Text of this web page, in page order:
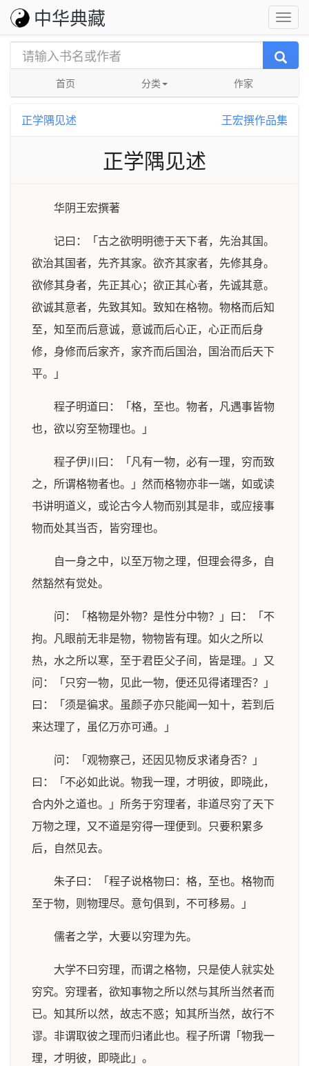
中华典藏
首页 分类 作家
正学隅见述 王宏撰作品集
正学隅见述
华阴王宏撰著
记曰：「古之欲明明德于天下者，先治其国。
欲治其国者，先齐其家。欲齐其家者，先修其身。
欲修其身者，先正其心；欲正其心者，先诚其意。
欲诚其意者，先致其知。致知在格物。物格而后知
至，知至而后意诚，意诚而后心正，心正而后身
修，身修而后家齐，家齐而后国治，国治而后天下
平。」
程子明道曰：「格，至也。物者，凡遇事皆物
也，欲以穷至物理也。」
程子伊川曰：「凡有一物，必有一理，穷而致
之，所谓格物者也。」然而格物亦非一端，如或读
书讲明道义，或论古今人物而别其是非，或应接事
物而处其当否，皆穷理也。
自一身之中，以至万物之理，但理会得多，自
然豁然有觉处。
问：「格物是外物？是性分中物？」曰：「不
拘。凡眼前无非是物，物物皆有理。如火之所以
热，水之所以寒，至于君臣父子间，皆是理。」又
问：「只穷一物，见此一物，便还见得诸理否？」
曰：「须是徧求。虽颜子亦只能闻一知十，若到后
来达理了，虽亿万亦可通。」
问：「观物察己，还因见物反求诸身否？」
曰：「不必如此说。物我一理，才明彼，即晓此，
合内外之道也。」所务于穷理者，非道尽穷了天下
万物之理，又不道是穷得一理便到。只要积累多
后，自然见去。
朱子曰：「程子说格物曰：格，至也。格物而
至于物，则物理尽。意句俱到，不可移易。」
儒者之学，大要以穷理为先。
大学不曰穷理，而谓之格物，只是使人就实处
穷究。穷理者，欲知事物之所以然与其所当然者而
已。知其所以然，故志不惑；知其所当然，故行不
谬。非谓取彼之理而归诸此也。程子所谓「物我一
理，才明彼，即晓此」。